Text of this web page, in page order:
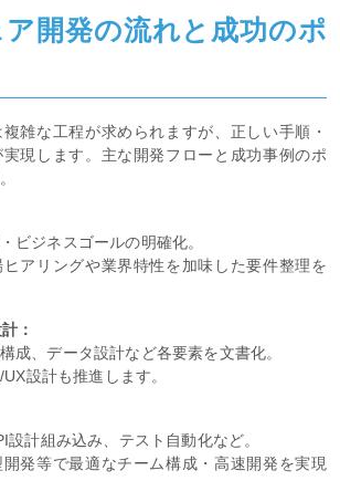
開発の流れと成功のポ
雑な工程が求められますが、正しい手順・
現します。主な開発フローと成功事例のポ
ビジネスゴールの明確化。
アリングや業界特性を加味した要件整理を
：
成、データ設計など各要素を文書化。
設計も推進します。
設計組み込み、テスト自動化など。
発等で最適なチーム構成・高速開発を実現